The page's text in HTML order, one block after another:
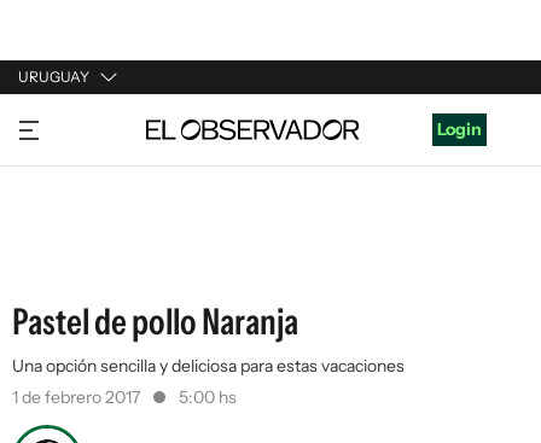
URUGUAY
URUGUAY
ARGENTINA
Login
Pastel de pollo Naranja
Una opción sencilla y deliciosa para estas vacaciones
1 de febrero 2017
5:00 hs